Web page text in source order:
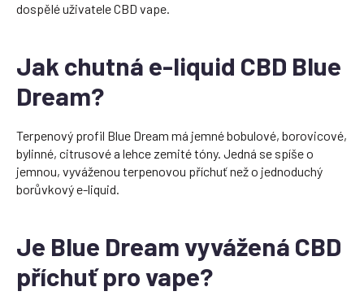
dospělé uživatele CBD vape.
Jak chutná e-liquid CBD Blue
Dream?
Terpenový profil Blue Dream má jemné bobulové, borovicové,
bylinné, citrusové a lehce zemité tóny. Jedná se spíše o
jemnou, vyváženou terpenovou příchuť než o jednoduchý
borůvkový e-liquid.
Je Blue Dream vyvážená CBD
příchuť pro vape?